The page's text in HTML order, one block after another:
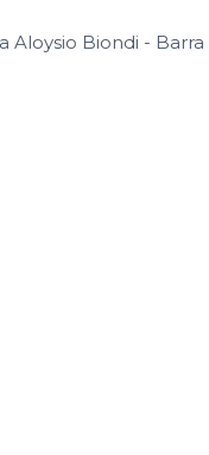
Biondi - Barra